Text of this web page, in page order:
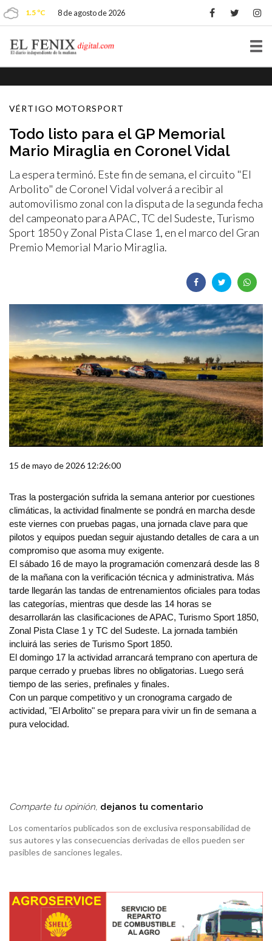
1.5 ºC 8 de agosto de 2026
VÉRTIGO MOTORSPORT
Todo listo para el GP Memorial
Mario Miraglia en Coronel Vidal
La espera terminó. Este fin de semana, el circuito "El
Arbolito" de Coronel Vidal volverá a recibir al
automovilismo zonal con la disputa de la segunda fecha
del campeonato para APAC, TC del Sudeste, Turismo
Sport 1850 y Zonal Pista Clase 1, en el marco del Gran
Premio Memorial Mario Miraglia.
15 de mayo de 2026 12:26:00
Tras la postergación sufrida la semana anterior por cuestiones
climáticas, la actividad finalmente se pondrá en marcha desde
este viernes con pruebas pagas, una jornada clave para que
pilotos y equipos puedan seguir ajustando detalles de cara a un
compromiso que asoma muy exigente.
El sábado 16 de mayo la programación comenzará desde las 8
de la mañana con la verificación técnica y administrativa. Más
tarde llegarán las tandas de entrenamientos oficiales para todas
las categorías, mientras que desde las 14 horas se
desarrollarán las clasificaciones de APAC, Turismo Sport 1850,
Zonal Pista Clase 1 y TC del Sudeste. La jornada también
incluirá las series de Turismo Sport 1850.
El domingo 17 la actividad arrancará temprano con apertura de
parque cerrado y pruebas libres no obligatorias. Luego será
tiempo de las series, prefinales y finales.
Con un parque competitivo y un cronograma cargado de
actividad, "El Arbolito" se prepara para vivir un fin de semana a
pura velocidad.
Comparte tu opinión, dejanos tu comentario
Los comentarios publicados son de exclusiva responsabilidad de
sus autores y las consecuencias derivadas de ellos pueden ser
pasibles de sanciones legales.